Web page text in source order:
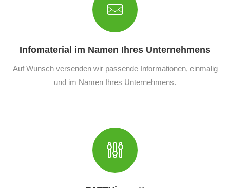
Infomaterial im Namen Ihres Unternehmens
Auf Wunsch versenden wir passende Informationen, einmalig
und im Namen Ihres Unternehmens.